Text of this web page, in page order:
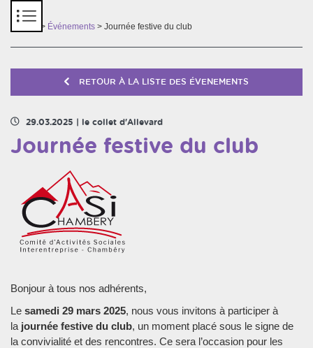
> Événements > Journée festive du club
RETOUR À LA LISTE DES ÉVENEMENTS
29.03.2025 le collet d'Allevard
Journée festive du club
Bonjour à tous nos adhérents,
Le samedi 29 mars 2025, nous vous invitons à participer à
la journée festive du club, un moment placé sous le signe de
la convivialité et des rencontres. Ce sera l’occasion pour les